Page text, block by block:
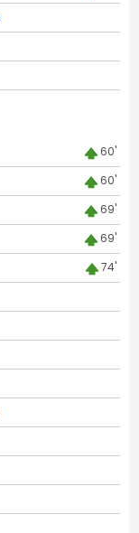
60'
60'
69'
69'
74'